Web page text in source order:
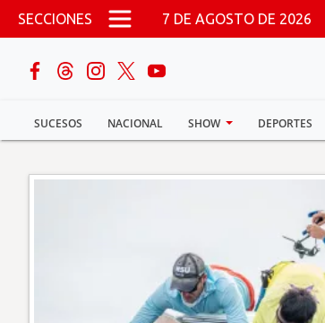
Pasar al contenido principal
SECCIONES 7 DE AGOSTO DE 2026
SUCESOS NACIONAL SHOW DEPORTES
buscar
Sucesos
Nacional